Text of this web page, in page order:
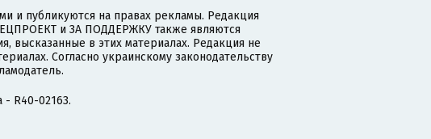
публикуются на правах рекламы. Редакция
и ЗА ПОДДЕРЖКУ также являются
высказанные в этих материалах. Редакция не
Согласно украинскому законодательству
R40-02163.